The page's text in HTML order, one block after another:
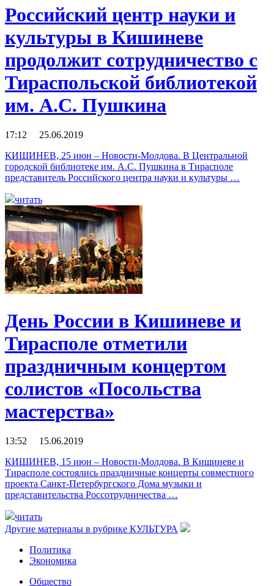
Российский центр науки и
культуры в Кишиневе
продолжит сотрудничество с
Тираспольской библиотекой
им. А.С. Пушкина
17:12 25.06.2019
КИШИНЕВ, 25 июн – Новости-Молдова. В Центральной
городской библиотеке им. А.С. Пушкина в Тирасполе
представитель Российского центра науки и культуры …
читать
День России в Кишиневе и
Тирасполе отметили
праздничным концертом
солистов «Посольства
мастерства»
13:52 15.06.2019
КИШИНЕВ, 15 июн – Новости-Молдова. В Кишиневе и
Тирасполе состоялись праздничные концерты совместного
проекта Санкт-Петербургского Дома музыки и
представительства Россотрудничества …
читать
Другие материалы в рубрике КУЛЬТУРА
Политика
Экономика
Общество